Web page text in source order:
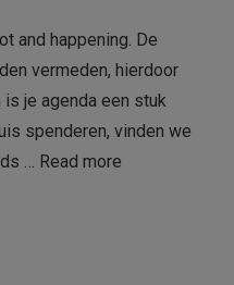
and happening. De
vermeden, hierdoor
je agenda een stuk
spenderen, vinden we
… Read more